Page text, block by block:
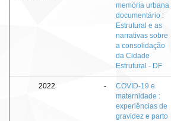
memória urbana
documentário :
Estrutural e as
narrativas sobre
a consolidação
da Cidade
Estrutural - DF
2022 -
COVID-19 e
maternidade :
experiências de
gravidez e parto